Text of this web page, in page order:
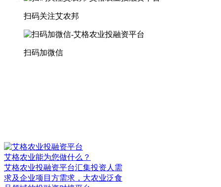
扫码关注艾农邦
扫码加微信
艾格农业能为您做什么？
艾格农业投融资平台汇集投资人需
求及企业项目方需求，大农业泛食